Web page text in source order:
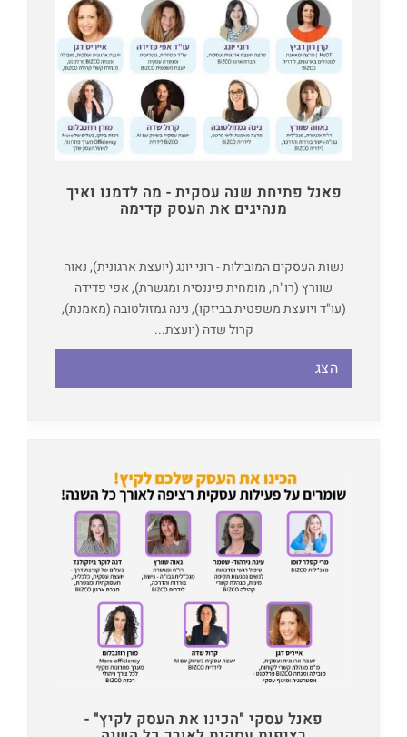
פאנל פתיחת שנה עסקית - מה לדמנו ואיך
מנהיגים את העסק קדימה
נשות העסקים המובילות - רוני יונג (יועצת ארגונית), נאוה
שוורץ (רו"ח, מומחית פיננסית ומגשרת), אפי פדידה
(עו"ד ויועצת משפטית בביזקו), נינה גמזולטובה (מאמנת),
קרול שדה (יועצת...
הצג
פאנל עסקי "הכינו את העסק לקיץ" -